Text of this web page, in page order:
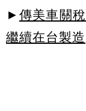
► 傳美車關
繼續在台製造